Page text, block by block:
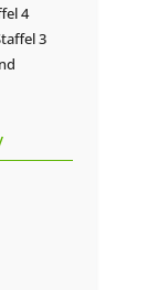
4
3